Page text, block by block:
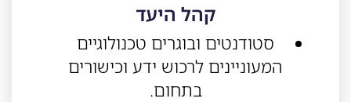
קהל היעד
סטודנטים ובוגרים טכנולוגיים
המעוניינים לרכוש ידע וכישורים
בתחום.